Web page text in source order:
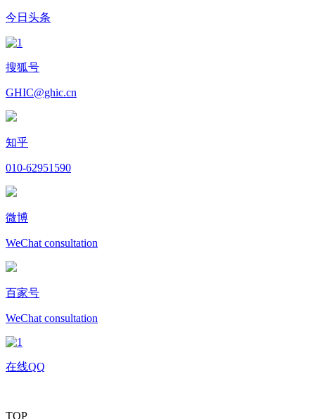
今日头条
搜狐号
GHIC@ghic.cn
知乎
010-62951590
微博
WeChat consultation
百家号
WeChat consultation
在线QQ
TOP